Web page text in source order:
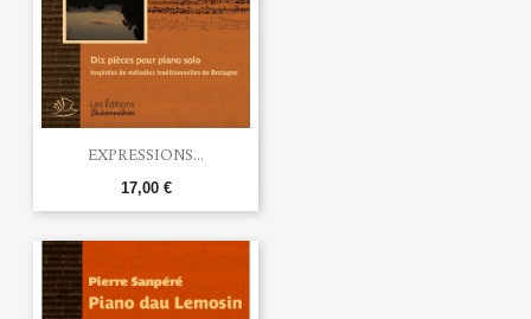
EXPRESSIONS...
17,00 €